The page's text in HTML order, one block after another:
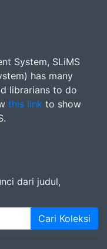
System, SLiMS
has many
librarians to do
this link to show
dari judul,
Cari Koleksi